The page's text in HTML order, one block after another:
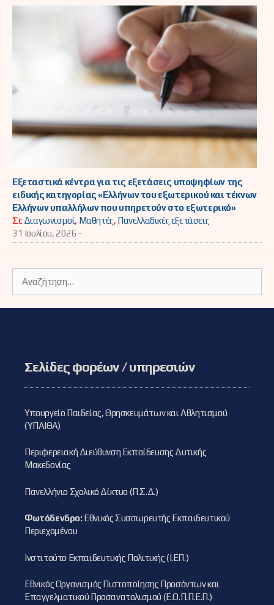
Εξεταστικά κέντρα για τις εξετάσεις υποψηφίων της
ειδικής κατηγορίας «Ελλήνων του εξωτερικού και τέκνων
Ελλήνων υπαλλήλων που υπηρετούν στο εξωτερικό»
ΣεΔιαγωνισμοί, Μαθητές, Πανελλαδικές εξετάσεις
31 Ιουλίου, 2026 -
για:
Σελίδες φορέων / υπηρεσιών
Υπουργείο Παιδείας, Θρησκευμάτων και Αθλητισμού
(ΥΠΑΙΘΑ)
Περιφερειακή Διεύθυνση Εκπαίδευσης Δυτικής
Μακεδονίας
Πανελλήνιο Σχολικό Δίκτυο (Π.Σ.Δ.)
Φωτόδενδρο:Εθνικός Συσσωρευτής Εκπαιδευτικού
Περιεχομένου
Ινστιτούτο Εκπαιδευτικής Πολιτικής (Ι.ΕΠ.)
Εθνικός Οργανισμός Πιστοποίησης Προσόντων και
Επαγγελματικού Προσανατολισμού (Ε.Ο.Π.Π.Ε.Π.)